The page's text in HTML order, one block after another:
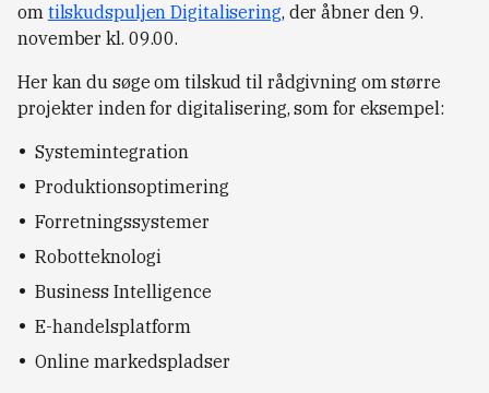
om tilskudspuljen Digitalisering, der åbner den 9.
november kl. 09.00.
Her kan du søge om tilskud til rådgivning om større
projekter inden for digitalisering, som for eksempel:
Systemintegration
Produktionsoptimering
Forretningssystemer
Robotteknologi
Business Intelligence
E-handelsplatform
Online markedspladser